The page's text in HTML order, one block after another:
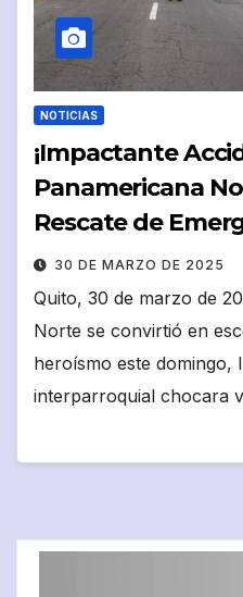
NOTICIAS
¡Impactante
Panamericana
Rescate de
30 DE MARZO DE 2025
Quito, 30 de marzo de
Norte se convirtió en
heroísmo este domingo,
interparroquial chocara